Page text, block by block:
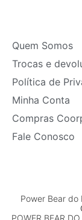
Quem Somos
Trocas e
Política de
Minha Conta
Compras
Fale Conosco
Power Bear
POWER BEAR